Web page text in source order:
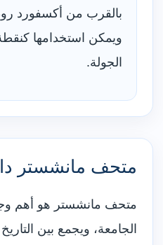
بالقرب من أكسفورد
ويمكن استخدامها
الجولة.
متحف مانشستر
متحف مانشستر هو أهم
الجامعة، ويجمع بين التاريخ